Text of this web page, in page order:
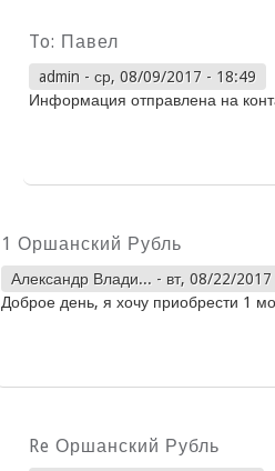
To: Павел
admin - ср, 08/09/2017 - 18:49
Информация отправлена на
1 Оршанский Рубль
Александр Влади... - вт, 08/22/
Доброе день, я хочу приобрести 1
Re Оршанский Рубль